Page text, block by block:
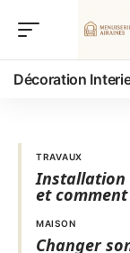
Décoration
TRAVAUX
Installation
et
MAISON
Changer